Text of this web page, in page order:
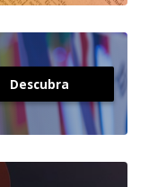
Descubra